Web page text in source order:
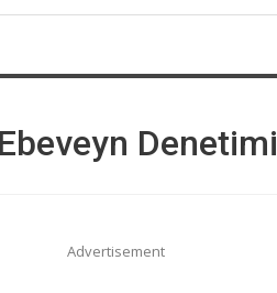
Denetimi
Advertisement